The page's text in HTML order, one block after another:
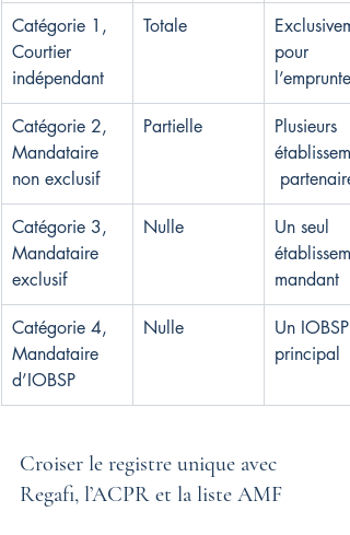
Catégorie 1,
Courtier
indépendant
Totale
pour
Catégorie 2,
Mandataire
non exclusif
Partielle
Plusieurs
partenaires
Catégorie 3,
Mandataire
exclusif
Nulle
Un seul
mandant
Catégorie 4,
Mandataire
d’IOBSP
Nulle
Un IOBSP
principal
Croiser le registre unique avec
Regafi, l’ACPR et la liste AMF